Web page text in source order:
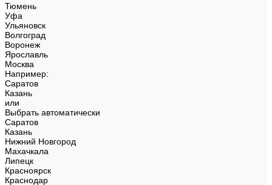
Тюмень
Уфа
Ульяновск
Волгоград
Воронеж
Ярославль
Москва
Например:
Саратов
Казань
или
Выбрать автоматически
Саратов
Казань
Нижний Новгород
Махачкала
Липецк
Красноярск
Краснодар